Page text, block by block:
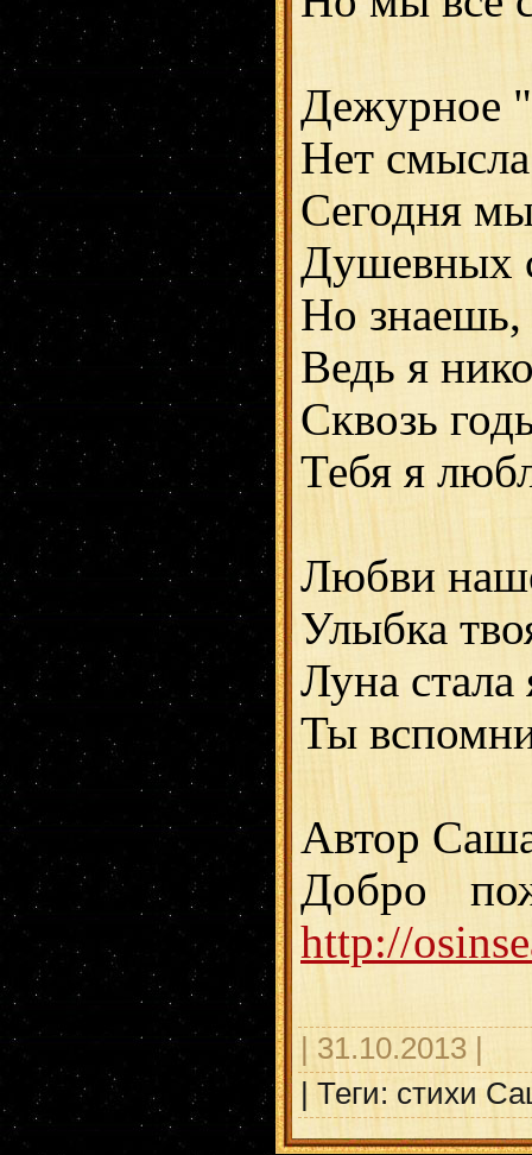
Дежурное
Нет
Сегодня
Душевных
Но знаешь,
Ведь я
Сквозь
Тебя я
Любви
Улыбка
Луна стала
Ты
Автор
Добро
http://
| 31.10.2013 |
| Теги: стихи